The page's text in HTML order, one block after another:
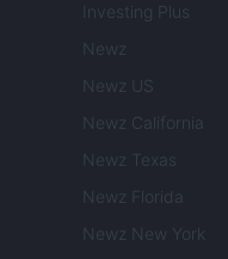
Investing Plus
Newz
Newz US
Newz California
Newz Texas
Newz Florida
Newz New York